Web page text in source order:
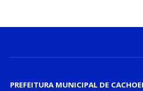
PREFEITURA MUNICIPAL DE